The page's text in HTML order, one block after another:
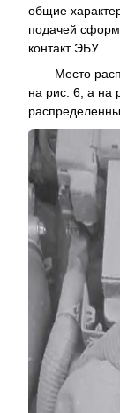
общие
подачей
контакт ЭБУ.
Место
на рис. 6, а на